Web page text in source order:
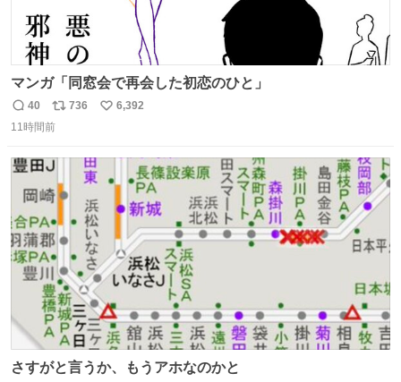
マンガ「同窓会で再会した初恋のひと」
返
信
40
リ
ポ
ト
数
736
い
6,392
11時間前
さすがと言うか、もうアホなのかと